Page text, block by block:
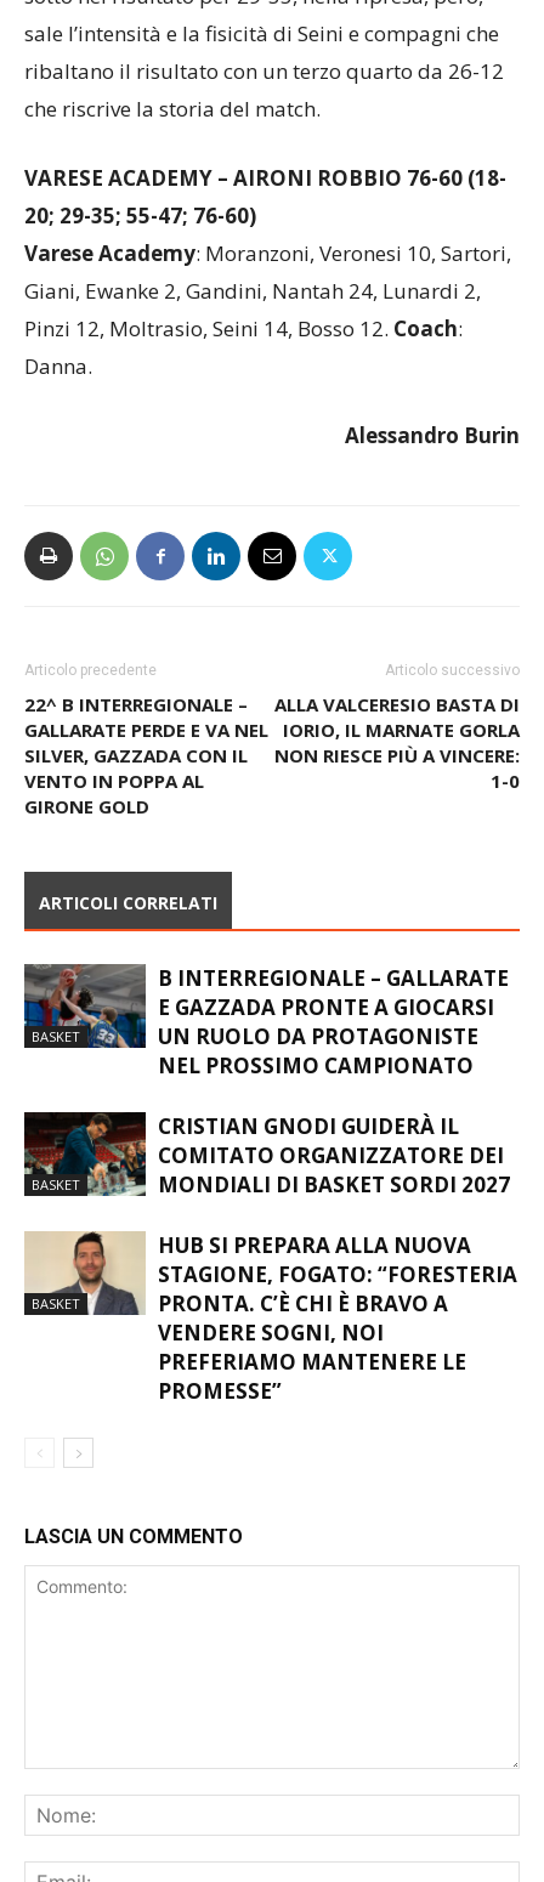
sale l’intensità e la fisicità di Seini e compagni che
ribaltano il risultato con un terzo quarto da 26-12
che riscrive la storia del match.
VARESE ACADEMY – AIRONI ROBBIO 76-60 (18-
20; 29-35; 55-47; 76-60)
Varese Academy: Moranzoni, Veronesi 10, Sartori,
Giani, Ewanke 2, Gandini, Nantah 24, Lunardi 2,
Pinzi 12, Moltrasio, Seini 14, Bosso 12. Coach:
Danna.
Alessandro Burin
Articolo precedente
22^ B INTERREGIONALE –
GALLARATE PERDE E VA NEL
SILVER, GAZZADA CON IL
VENTO IN POPPA AL
GIRONE GOLD
Articolo successivo
ALLA VALCERESIO BASTA DI
IORIO, IL MARNATE GORLA
NON RIESCE PIÙ A VINCERE:
1-0
ARTICOLI CORRELATI
BASKET
B INTERREGIONALE – GALLARATE
E GAZZADA PRONTE A GIOCARSI
UN RUOLO DA PROTAGONISTE
NEL PROSSIMO CAMPIONATO
BASKET
CRISTIAN GNODI GUIDERÀ IL
COMITATO ORGANIZZATORE DEI
MONDIALI DI BASKET SORDI 2027
BASKET
HUB SI PREPARA ALLA NUOVA
STAGIONE, FOGATO: “FORESTERIA
PRONTA. C’È CHI È BRAVO A
VENDERE SOGNI, NOI
PREFERIAMO MANTENERE LE
PROMESSE”
LASCIA UN COMMENTO